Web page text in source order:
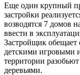
Еще один крупный
застройки
возводятся 7 домов
ввести в
Застройщик обещает
детскими игровыми
территории
деревьями.